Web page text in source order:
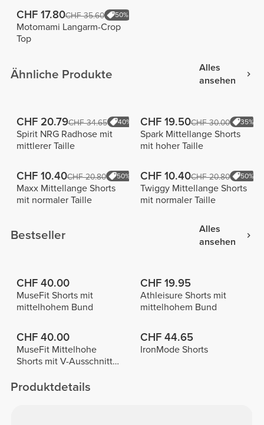
CHF 17.80CHF 35.60 50%
Motomami Langarm-Crop
Top
Ähnliche Produkte
Alles
ansehen
CHF 20.79CHF 34.65 40%
Spirit NRG Radhose mit
mittlerer Taille
CHF 19.50CHF 30.00 35%
Spark Mittellange Shorts
mit hoher Taille
CHF 10.40CHF 20.80 50%
Maxx Mittellange Shorts
mit normaler Taille
CHF 10.40CHF 20.80 50%
Twiggy Mittellange Shorts
mit normaler Taille
Bestseller
Alles
ansehen
CHF 40.00
MuseFit Shorts mit
mittelhohem Bund
CHF 19.95
Athleisure Shorts mit
mittelhohem Bund
CHF 40.00
MuseFit Mittelhohe
Shorts mit V-Ausschnitt
CHF 44.65
IronMode Shorts
Produktdetails